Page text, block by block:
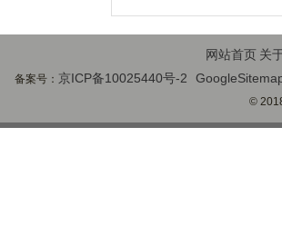
网站首页 关
备案号： 京ICP备10025440号-2
©